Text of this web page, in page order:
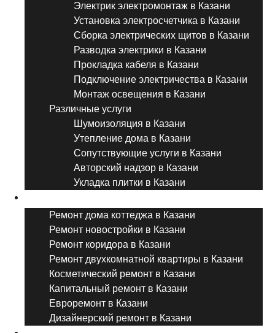
Электрик электромонтаж в Казани
Установка электросчетчика в Казани
Сборка электрических щитов в Казани
Разводка электрики в Казани
Прокладка кабеля в Казани
Подключение электричества в Казани
Монтаж освещения в Казани
Различные услуги
Шумоизоляция в Казани
Утепление дома в Казани
Сопутствующие услуги в Казани
Авторский надзор в Казани
Укладка плитки в Казани
Ремонт дома коттеджа в Казани
Ремонт новостройки в Казани
Ремонт коридора в Казани
Ремонт двухкомнатной квартиры в Казани
Косметический ремонт в Казани
Капитальный ремонт в Казани
Евроремонт в Казани
Дизайнерский ремонт в Казани